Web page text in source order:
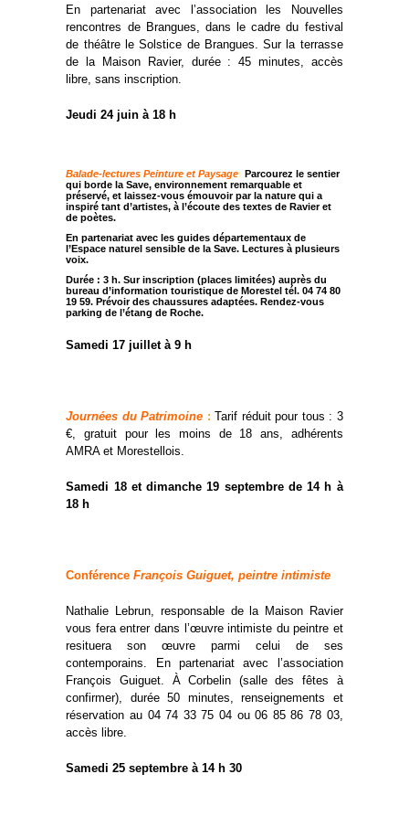
En partenariat avec l’association les Nouvelles
rencontres de Brangues, dans le cadre du festival
de théâtre le Solstice de Brangues. Sur la terrasse
de la Maison Ravier, durée : 45 minutes, accès
libre, sans inscription.
Jeudi 24 juin à 18 h
Balade-lectures Peinture et Paysage: Parcourez le sentier
qui borde la Save, environnement remarquable et
préservé, et laissez-vous émouvoir par la nature qui a
inspiré tant d’artistes, à l’écoute des textes de Ravier et
de poètes.
En partenariat avec les guides départementaux de
l’Espace naturel sensible de la Save. Lectures à plusieurs
voix.
Durée : 3 h. Sur inscription (places limitées) auprès du
bureau d’information touristique de Morestel tél. 04 74 80
19 59. Prévoir des chaussures adaptées. Rendez-vous
parking de l’étang de Roche.
Samedi 17 juillet à 9 h
Journées du Patrimoine : Tarif réduit pour tous : 3
€, gratuit pour les moins de 18 ans, adhérents
AMRA et Morestellois.
Samedi 18 et dimanche 19 septembre de 14 h à
18 h
ConférenceFrançois Guiguet, peintre intimiste
Nathalie Lebrun, responsable de la Maison Ravier
vous fera entrer dans l’œuvre intimiste du peintre et
resituera son œuvre parmi celui de ses
contemporains. En partenariat avec l’association
François Guiguet. À Corbelin (salle des fêtes à
confirmer), durée 50 minutes, renseignements et
réservation au 04 74 33 75 04 ou 06 85 86 78 03,
accès libre.
Samedi 25 septembre à 14 h 30